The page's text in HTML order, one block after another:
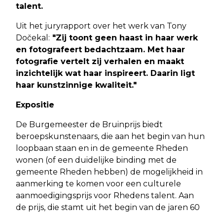
talent.
Uit het juryrapport over het werk van Tony
Dočekal: "Zij toont geen haast in haar werk
en fotografeert bedachtzaam. Met haar
fotografie vertelt zij verhalen en maakt
inzichtelijk wat haar inspireert. Daarin ligt
haar kunstzinnige kwaliteit."
Expositie
De Burgemeester de Bruinprijs biedt
beroepskunstenaars, die aan het begin van hun
loopbaan staan en in de gemeente Rheden
wonen (of een duidelijke binding met de
gemeente Rheden hebben) de mogelijkheid in
aanmerking te komen voor een culturele
aanmoedigingsprijs voor Rhedens talent. Aan
de prijs, die stamt uit het begin van de jaren 60